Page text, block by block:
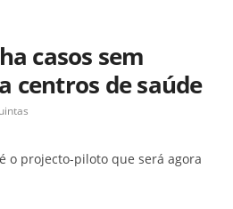
casos sem
centros de saúde
o projecto-piloto que será agora